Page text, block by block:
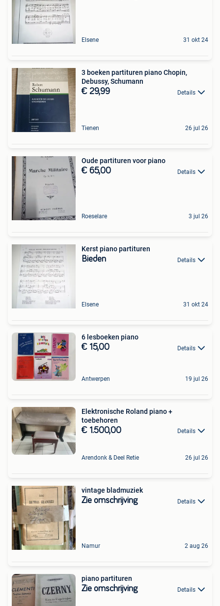
Elsene 31 okt 24
3 boeken partituren piano Chopin,
Debussy, Schumann
€ 29,99 Details
Tienen 26 jul 26
Oude partituren voor piano
€ 65,00 Details
Roeselare 3 jul 26
Kerst piano partituren
Bieden Details
Elsene 31 okt 24
6 lesboeken piano
€ 15,00 Details
Antwerpen 19 jul 26
Elektronische Roland piano +
toebehoren
€ 1.500,00 Details
Arendonk & Deel Retie 26 jul 26
vintage bladmuziek
Zie omschrijving Details
Namur 2 aug 26
piano partituren
Zie omschrijving Details